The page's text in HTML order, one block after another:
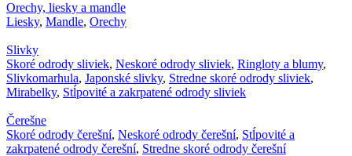
Orechy, liesky a mandle
Liesky, Mandle, Orechy
Slivky
Skoré odrody sliviek, Neskoré odrody sliviek, Ringloty a blumy,
Slivkomarhula, Japonské slivky, Stredne skoré odrody sliviek,
Mirabelky, Stĺpovité a zakrpatené odrody sliviek
Čerešne
Skoré odrody čerešní, Neskoré odrody čerešní, Stĺpovité a
zakrpatené odrody čerešní, Stredne skoré odrody čerešní